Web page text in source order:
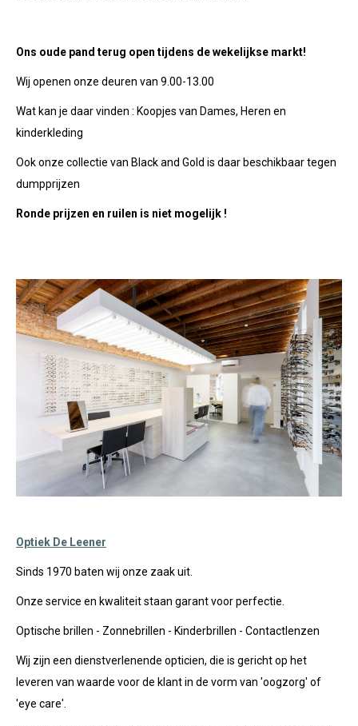
Ons oude pand terug open tijdens de wekelijkse markt!
Wij openen onze deuren van 9.00-13.00
Wat kan je daar vinden : Koopjes van Dames, Heren en
kinderkleding
Ook onze collectie van Black and Gold is daar beschikbaar tegen
dumpprijzen
Ronde prijzen en ruilen is niet mogelijk !
Optiek De Leener
Sinds 1970 baten wij onze zaak uit.
Onze service en kwaliteit staan garant voor perfectie.
Optische brillen - Zonnebrillen - Kinderbrillen - Contactlenzen
Wij zijn een dienstverlenende opticien, die is gericht op het
leveren van waarde voor de klant in de vorm van 'oogzorg' of
'eye care'.